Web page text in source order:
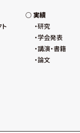
実績
研究
学会発表
講演・書籍
論文